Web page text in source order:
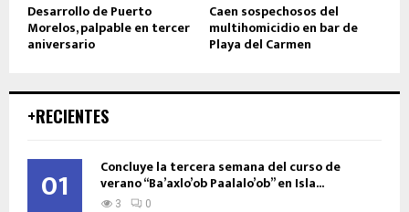
Desarrollo de Puerto
Morelos, palpable en tercer
aniversario
Caen sospechosos del
multihomicidio en bar de
Playa del Carmen
+RECIENTES
01 Concluye la tercera semana del curso de
verano “Ba’axlo’ob Paalalo’ob” en Isla...
3 0